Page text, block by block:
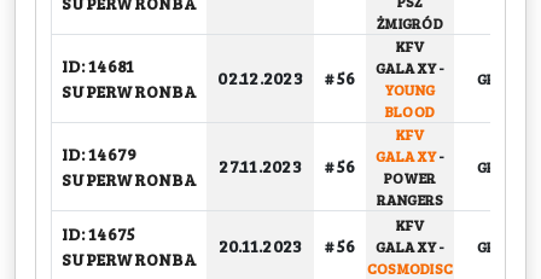
ŻMIGRÓD
ID: 14681
SUPERWRONBA
02.12.2023 # 56
KFV
GALAXY-
YOUNG
BLOOD
ID: 14679
SUPERWRONBA
27.11.2023 # 56
KFV
GALAXY-
POWER
RANGERS
ID: 14675
SUPERWRONBA
20.11.2023 # 56
KFV
GALAXY-
COSMODISC